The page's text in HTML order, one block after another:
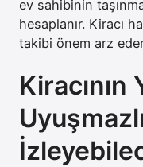
ev sahibinin
hesaplanır. Kiracı
takibi önem arz
Kiracının